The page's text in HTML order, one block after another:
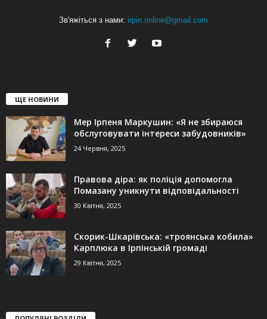
Зв'яжіться з нами: irpin.online@gmail.com
ЩЕ НОВИНИ
Мер Ірпеня Маркушин: «Я не збираюся
обслуговувати інтереси забудовників»
24 Червня, 2025
Правова діра: як поліція допомогла
Помазану уникнути відповідальності
30 Квітня, 2025
Скорик-Шкарівська: «троянська кобила»
Карплюка в Ірпінській громаді
29 Квітня, 2025